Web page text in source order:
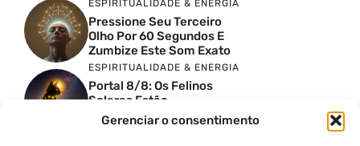
Gerenciar o consentimento
ESPIRITUALIDADE & ENERGIA
Pressione Seu Terceiro
Olho Por 60 Segundos E
Zumbize Este Som Exato
ESPIRITUALIDADE & ENERGIA
Portal 8/8: Os Felinos
Solares Estão
Despertando Antigas
Memórias